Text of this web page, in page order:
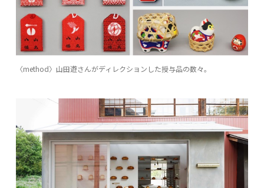
〈method〉山田遊さんがディレクションした授与品の数々。